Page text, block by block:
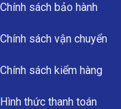
Chính sách bảo hành
Chính sách vận chuyển
Chính sách kiểm hàng
Hình thức thanh toán